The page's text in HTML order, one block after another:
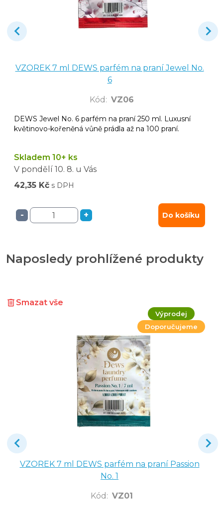
VZOREK 7 ml DEWS parfém na praní Jewel No.
6
Kód : VZ06
DEWS Jewel No. 6 parfém na praní 250 ml. Luxusní
květinovo-kořeněná vůně prádla až na 100 praní.
Skladem 10+ ks
V pondělí 10. 8. u Vás
42,35 Kč s DPH
- + Do košíku
Naposledy prohlížené produkty
Smazat vše
Výprodej
Doporučujeme
VZOREK 7 ml DEWS parfém na praní Passion
No. 1
Kód : VZ01